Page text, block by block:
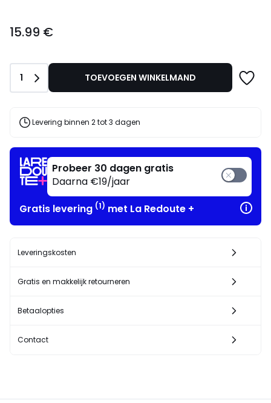
€.
15.99 €
Aantal
1 TOEVOEGEN WINKELMAND
Levering binnen 2 tot 3 dagen
Probeer 30 dagen gratis
Daarna €19/jaar
Gratis levering (1) met La Redoute +
Leveringskosten
Gratis en makkelijk retourneren
Betaalopties
Contact